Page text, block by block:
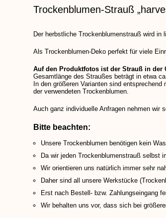
Trockenblumen-Strauß
Der herbstliche Trockenblumenstrauß wird
Als Trockenblumen-Deko perfekt für viele
Auf den Produktfotos ist der Strauß in der
Gesamtlänge des Straußes beträgt in etwa
In den größeren Varianten sind
der verwendeten Trockenblumen.
Auch ganz individuelle Anfragen nehmen wir
Bitte beachten:
Unsere Trockenblumen benötigen kein
Da wir jeden Trockenblumenstrauß selbst
Wir orientieren uns natürlich immer sehr
Daher sind all unsere Werkstücke
Erst nach Bestell- bzw. Zahlungseingang
Wir behalten uns vor, dass sich bei